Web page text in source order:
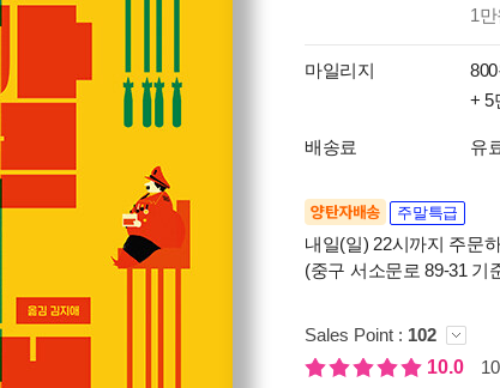
1
마일리지
+ 5
배송료 유
양탄자배송 주말특급
내일(일) 22시까지 주문
(중구 서소문로 89-31 기
Sales Point : 102
10.0